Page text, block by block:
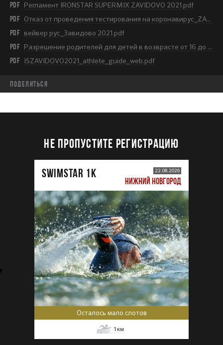
PDF Регламент IRONSTAR SUPERMIX ZAVIDOVO 2021.pdf
PDF Отказ от проведения тестирования на коронавирус_ZAVIDOVO.pdf
PDF вейвер рус_Завидово 2021.pdf
PDF Разрешение родителей для детей в возврасте от 16 до 18 лет.pdf
PDF ISZAVIDOVO2021_athlete_guide_web.pdf
Поделиться
НЕ ПРОПУСТИТЕ РЕГИСТРАЦИЮ
SWIMSTAR 1K 22.08.2026
НИЖНИЙ НОВГОРОД
Осталось мало слотов
1 км